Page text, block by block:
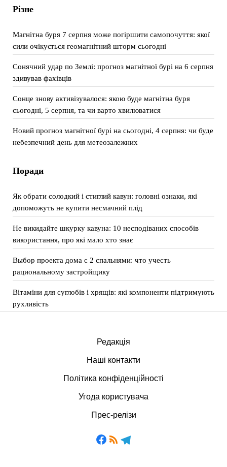
Різне
Магнітна буря 7 серпня може погіршити самопочуття: якої
сили очікується геомагнітний шторм сьогодні
Сонячний удар по Землі: прогноз магнітної бурі на 6 серпня
здивував фахівців
Сонце знову активізувалося: якою буде магнітна буря
сьогодні, 5 серпня, та чи варто хвилюватися
Новий прогноз магнітної бурі на сьогодні, 4 серпня: чи буде
небезпечний день для метеозалежних
Поради
Як обрати солодкий і стиглий кавун: головні ознаки, які
допоможуть не купити несмачний плід
Не викидайте шкурку кавуна: 10 несподіваних способів
використання, про які мало хто знає
Выбор проекта дома с 2 спальнями: что учесть
рациональному застройщику
Вітаміни для суглобів і хрящів: які компоненти підтримують
рухливість
Редакція
Наші контакти
Політика конфіденційності
Угода користувача
Прес-релізи